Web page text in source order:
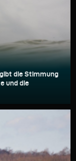
die Stimmung
und die